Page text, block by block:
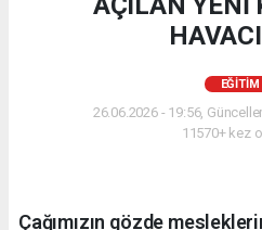
EĞITIM
26.06.2026 - 19:56,
11570+ kez
Çağımızın gözde